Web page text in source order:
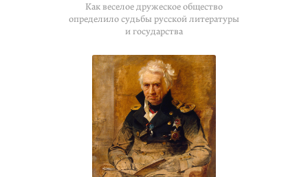
Как веселое дружеское общество
определило судьбы русской литературы
и государства